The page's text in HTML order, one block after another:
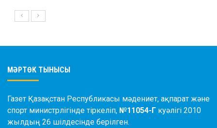
МӘРТӨК ТЫНЫСЫ
Газет Қазақстан Республикасы мәдениет, ақпарат және
спорт министрлігінде тіркеліп, №11054-Г куәлігі 2010
жылдың 26 шілдесінде берілген.